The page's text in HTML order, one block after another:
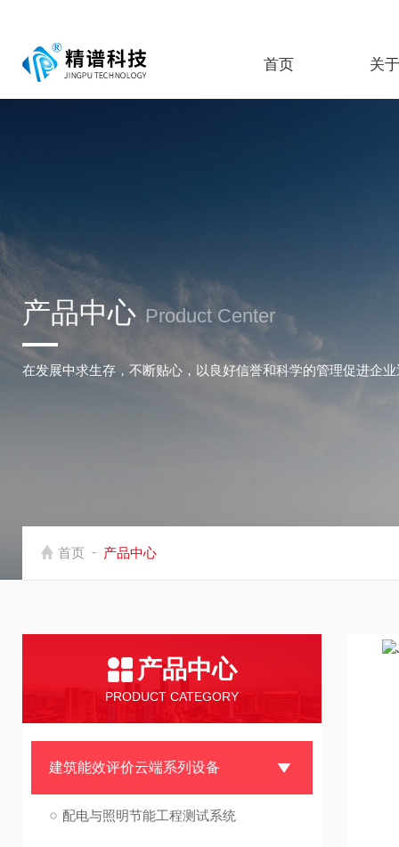
首页 关
产品中心 Product Center
在发展中求生存，不断贴心，以良好信誉和科学的管理促进企
首页 - 产品中心
产品中心
PRODUCT CATEGORY
建筑能效评价云端系列设备
配电与照明节能工程测试系统